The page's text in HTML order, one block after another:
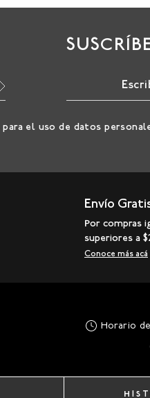
para el uso de datos
Envío
Por compras
superiores a
Conoce más acá
Horario